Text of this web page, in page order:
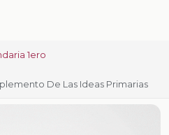
1ero
De Las Ideas Primarias